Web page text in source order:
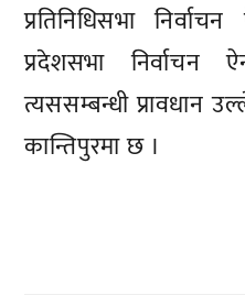
प्रतिनिधिसभा
प्रदेशसभा
त्यससम्बन्धी
कान्तिपुरमा छ ।